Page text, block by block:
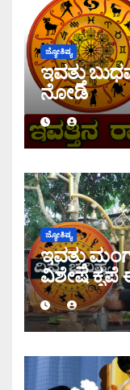
ಜ್ಯೋತಿಷ್ಯ
ಇವತ್ತು
ನೋಡಿ
ಜ್ಯೋತಿಷ್ಯ
ಇವತ್ತು
ವಿಶೇಷ
ಇಂದಿನ